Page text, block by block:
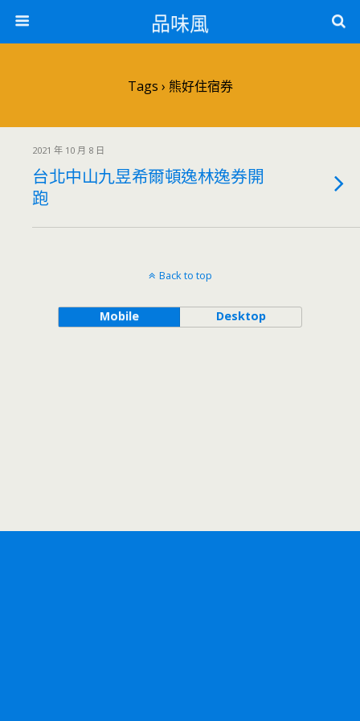
品味風
Tags › 熊好住宿券
2021 年 10 月 8 日
台北中山九昱希爾頓逸林逸券開
跑
Back to top
Mobile Desktop